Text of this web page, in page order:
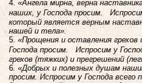
4. «Ангела мирна, верна
наших, у Господа просим.
который является верным
нашей и тела».
5. «Прощения и оставления
Господа просим. Испросим у
грехов (тяжких) и прегрешений
6. «Добрых и полезных душам
просим. Испросим у Господа всего